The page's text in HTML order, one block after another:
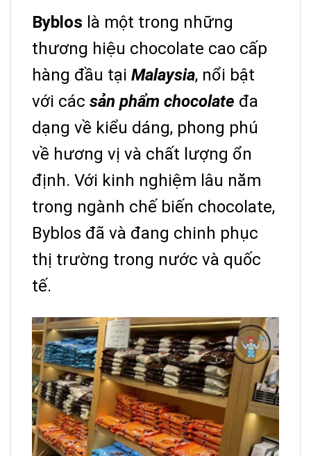
Byblos là một trong những
thương hiệu chocolate cao cấp
hàng đầu tại Malaysia, nổi bật
với các sản phẩm chocolate đa
dạng về kiểu dáng, phong phú
về hương vị và chất lượng ổn
định. Với kinh nghiệm lâu năm
trong ngành chế biến chocolate,
Byblos đã và đang chinh phục
thị trường trong nước và quốc
tế.